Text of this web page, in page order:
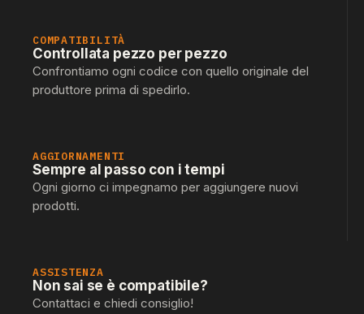
COMPATIBILITÀ
Controllata pezzo per pezzo
Confrontiamo ogni codice con quello originale del
produttore prima di spedirlo.
AGGIORNAMENTI
Sempre al passo con i tempi
Ogni giorno ci impegnamo per aggiungere nuovi
prodotti.
ASSISTENZA
Non sai se è compatibile?
Contattaci e chiedi consiglio!